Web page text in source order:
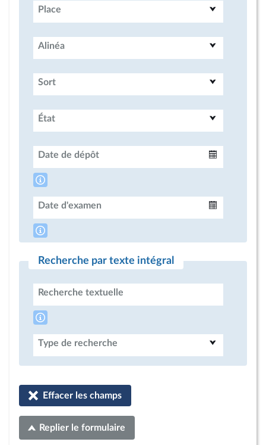
Place
Alinéa
Sort
État
Date de dépôt
Date d'examen
Recherche par texte intégral
Recherche textuelle
Type de recherche
Effacer les champs
Replier le formulaire